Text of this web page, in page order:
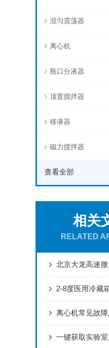
混匀震荡器
离心机
瓶口分液器
顶置搅拌器
移液器
磁力搅拌器
查看全部
相关
RELATED